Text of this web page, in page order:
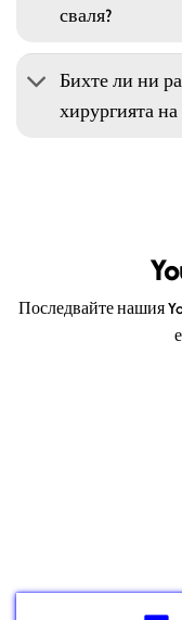
сваля?
Бихте ли ни
хирургията на
Последвайте нашия